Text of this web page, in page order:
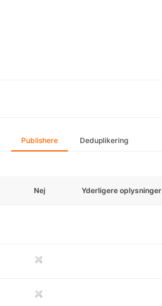
Publishere Deduplikering
Nej Yderligere oplysninger